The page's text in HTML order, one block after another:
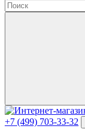
+7 (499) 703-33-32